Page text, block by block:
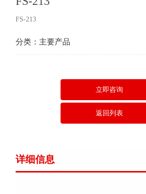
FS-213
分类： 主要产品
立即咨询
返回列表
详细信息